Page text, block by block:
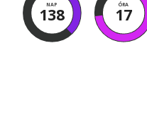
NAP
138
ÓRA
17